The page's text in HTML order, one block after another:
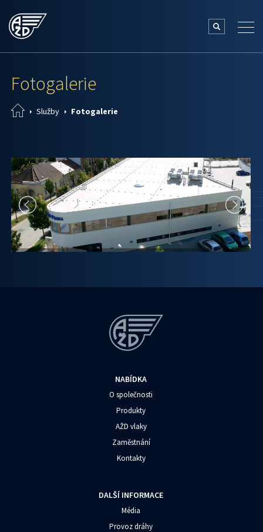
Fotogalerie
Služby Fotogalerie
NABÍDKA
O společnosti
Produkty
AŽD vlaky
Zaměstnání
Kontakty
DALŠÍ INFORMACE
Média
Provoz dráhy